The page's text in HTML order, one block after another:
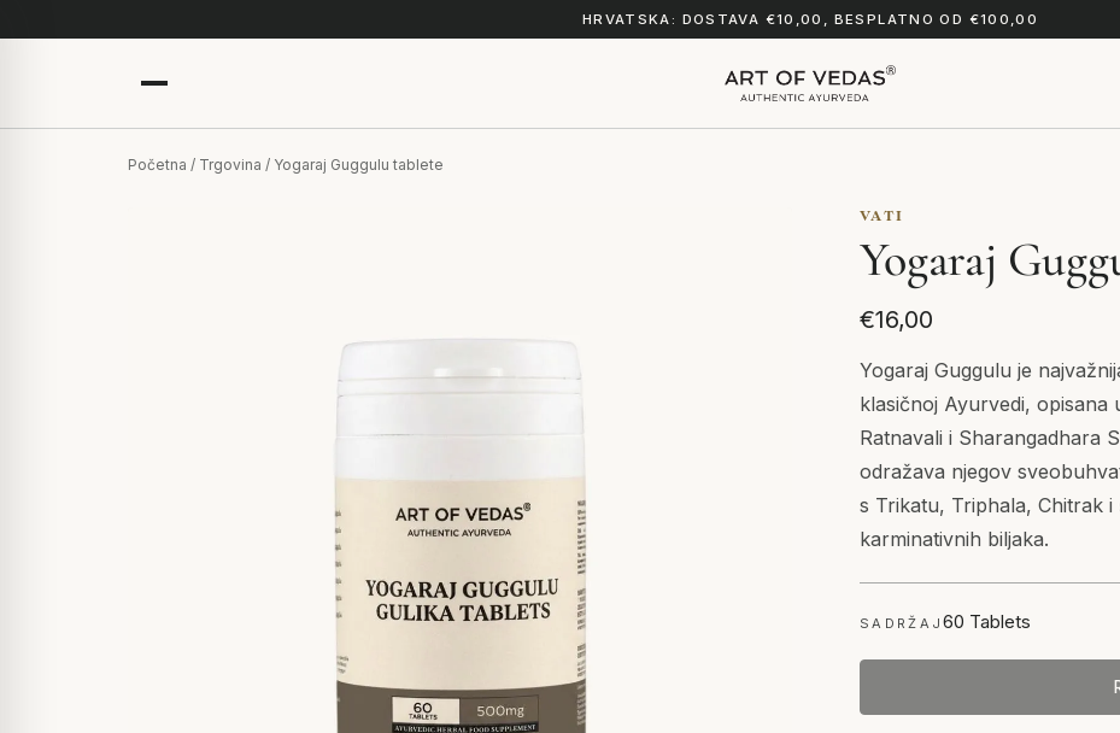
HRVATSKA: DOSTAVA €10,00, BESPLATNO OD €100,00
Početna / Trgovina / Yogaraj Guggulu tablete
VATI
Yogaraj
€16,00
Yogaraj Guggulu je
klasičnoj Ayurvedi, opisana
Ratnavali i Sharangadhara
odražava njegov
s Trikatu, Triphala, Chitrak
karminativnih biljaka.
SADRŽAJ60 Tablets